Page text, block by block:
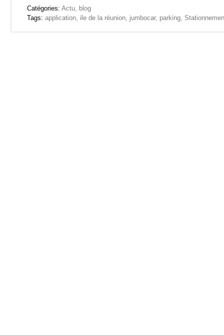
Catégories: Actu, blog
Tags: application, ile de la réunion, jumbocar, parking,